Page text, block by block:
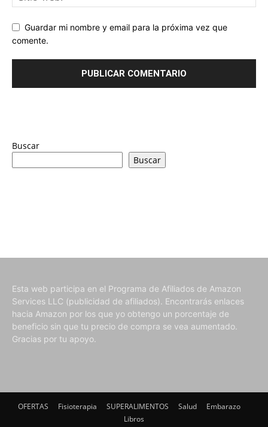
Guardar mi nombre y email para la próxima vez que
comente.
Buscar
Buscar
Esta web participa en el Programa de Afiliados de Amazon
Services LLC (publicidad de afiliados). Encontrarás enlaces
hacia Amazon por los que yo obtengo un porcentaje de
beneficio sin que tu precio de compra se vea aumentado.
Gracias por tu apoyo.
OFERTAS Fisioterapia SUPERALIMENTOS Salud
Embarazo
Libros